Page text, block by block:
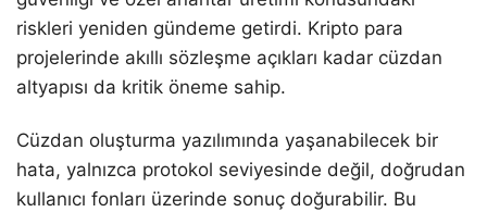
riskleri yeniden gündeme getirdi. Kripto para
projelerinde akıllı sözleşme açıkları kadar cüzdan
altyapısı da kritik öneme sahip.
Cüzdan oluşturma yazılımında yaşanabilecek bir
hata, yalnızca protokol seviyesinde değil, doğrudan
kullanıcı fonları üzerinde sonuç doğurabilir. Bu